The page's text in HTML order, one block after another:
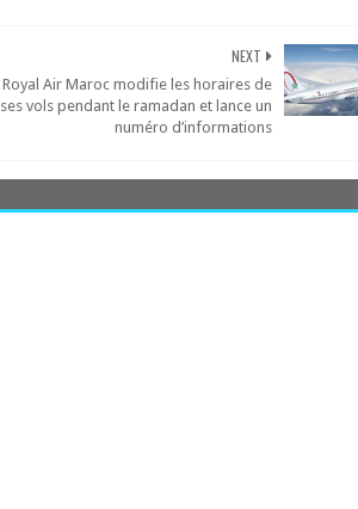
NEXT
Royal Air Maroc modifie les horaires de
ses vols pendant le ramadan et lance un
numéro d’informations